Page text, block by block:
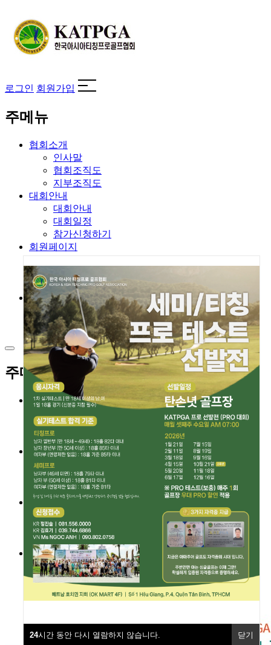
24시간 동안 다시 열람하지 않습니다. 닫기
로그인 회원가입
주메뉴
협회소개
인사말
협회조직도
지부조직도
대회안내
대회안내
대회일정
참가신청하기
회원페이지
정회원게시판
정회원할인혜택골프장
커뮤니티
공지사항
포토갤러리
주메뉴
협회소개
협회조직도
지부조직도
대회안내
대회안내
대회일정
참가신청하기
회원페이지
회원검색
정회원게시판
정회원할인혜택골프장
커뮤니티
공지사항
포토갤러리